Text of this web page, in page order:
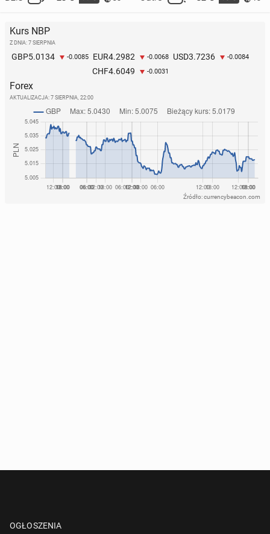
Kurs NBP
Z DNIA: 7 SIERPNIA
GBP5.0134 -0.0085 EUR4.2982 -0.0068 USD3.7236 -0.0084
CHF4.6049 -0.0031
Forex
AKTUALIZACJA: 7 SIERPNIA, 22:00
Źródło: currencybeacon.com
OGŁOSZENIA